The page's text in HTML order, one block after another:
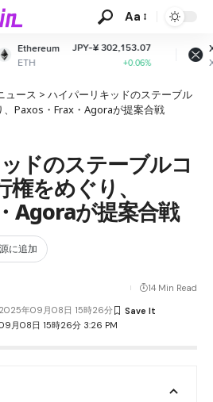
Aa
¥ 302,153.07
XRP
XRP
JPY-¥ 163.40
+0.56%
ュース > ハイパーリキッドのステーブル
、Paxos・Frax・Agoraが提案合戦
ドのステーブルコ
をめぐり、
Agoraが提案合戦
に追加
月08日 15時26分 3:26 PM
年09月08日 15時26分
14 Min Read